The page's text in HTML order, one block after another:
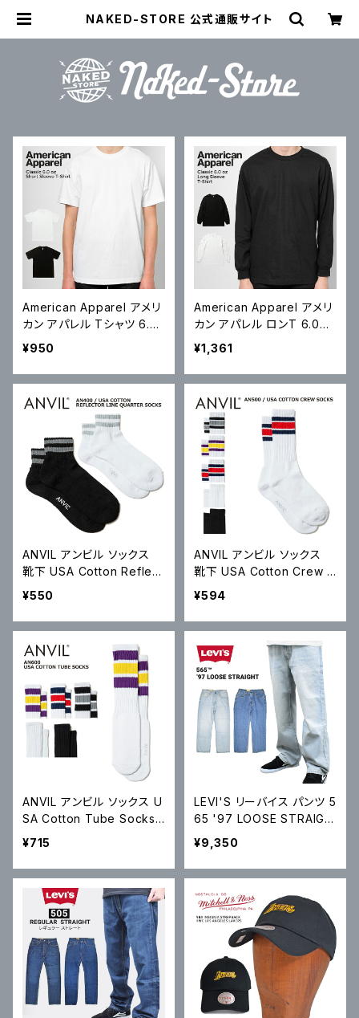
NAKED-STORE 公式通販サイト
American Apparel アメリ
カン アパレル Tシャツ 6.0
oz Short-Sleeve T-Shirt
ツ S-2XL AA1301 アメアパ
¥950
American Apparel アメリ
カン アパレル ロンT 6.0oz
Long Sleeve T-Shirt 6.0
オンス 長袖 無地Tシャツ S
-2XL AA1304 アメアパ メ
¥1,361
ANVIL アンビル ソックス
靴下 USA Cotton Reflect
or Line Quarter Socks
リフレクターライン AN400
¥550
ANVIL アンビル ソックス
靴下 USA Cotton Crew S
ocks USAコットン クルー
N500 メール便対応可
¥594
ANVIL アンビル ソックス U
SA Cotton Tube Socks
USAコットン チューブソック
0 メール便対応可
¥715
LEVI'S リーバイス パンツ 5
65 '97 LOOSE STRAIGH
T DENIM PANT ルーズ ス
トレート デニムパンツ ジー
ンズ A7221
¥9,350